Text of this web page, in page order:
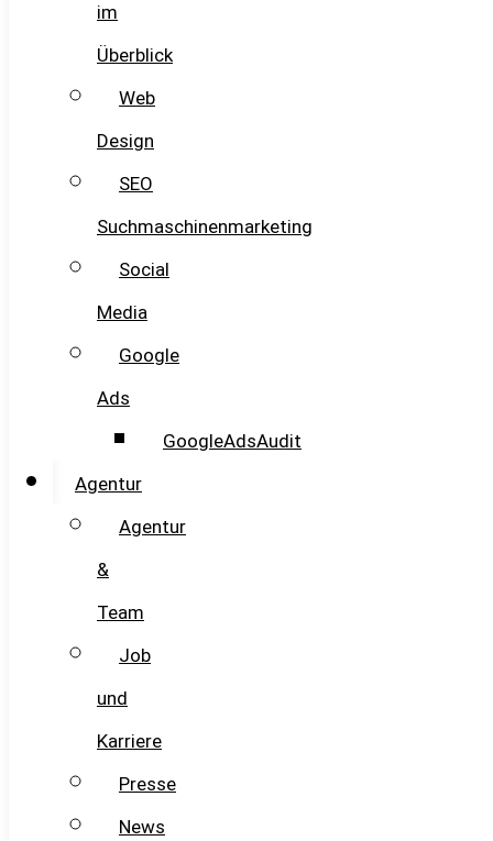
im
Überblick
Web
Design
SEO
Suchmaschinenmarketing
Social
Media
Google
Ads
GoogleAdsAudit
Agentur
Agentur
&
Team
Job
und
Karriere
Presse
News